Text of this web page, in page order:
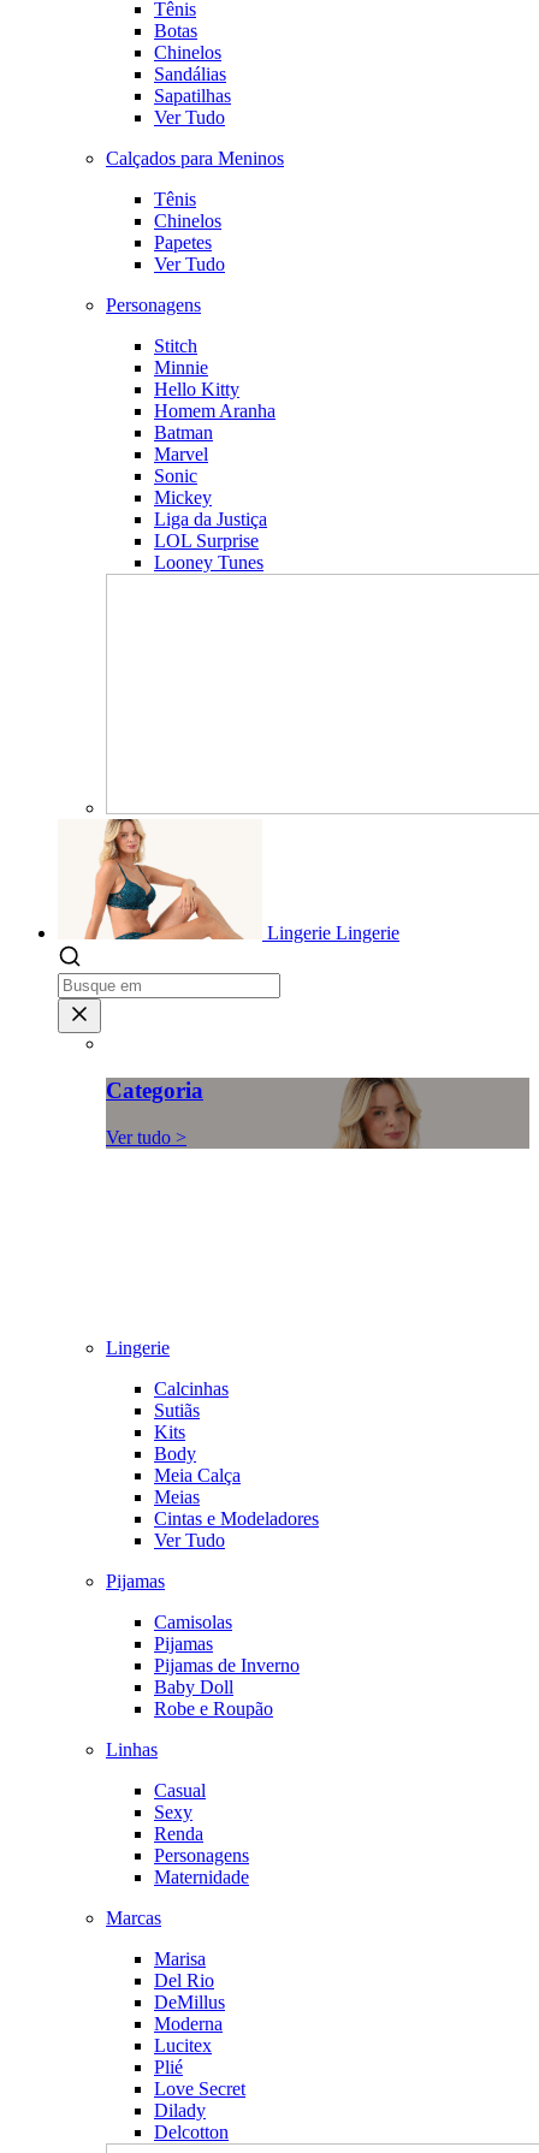
Tênis
Botas
Chinelos
Sandálias
Sapatilhas
Ver Tudo
Calçados para Meninos
Tênis
Chinelos
Papetes
Ver Tudo
Personagens
Stitch
Minnie
Hello Kitty
Homem Aranha
Batman
Marvel
Sonic
Mickey
Liga da Justiça
LOL Surprise
Looney Tunes
Lingerie Lingerie
Categoria
Ver tudo >
Lingerie
Calcinhas
Sutiãs
Kits
Body
Meia Calça
Meias
Cintas e Modeladores
Ver Tudo
Pijamas
Camisolas
Pijamas
Pijamas de Inverno
Baby Doll
Robe e Roupão
Linhas
Casual
Sexy
Renda
Personagens
Maternidade
Marcas
Marisa
Del Rio
DeMillus
Moderna
Lucitex
Plié
Love Secret
Dilady
Delcotton